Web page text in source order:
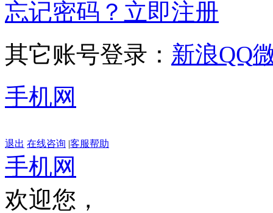
忘记密码？ 立即注册
其它账号登录： 新浪QQ
手机网
退出 在线咨询 |客服帮助
手机网
欢迎您，